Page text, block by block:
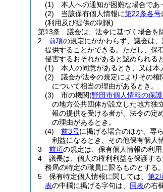
(1)
本人への通知が困難な場合であ
(2)
当該保有個人情報に第22条各号
(利用及び提供の制限)
第13条
議会は、法令に基づく場合を
2
前項の規定にかかわらず、議会は
提供することができる。 ただし、保
侵害するおそれがあると認められる
(1)
本人の同意があるとき、又は本
(2)
議会が法令の規定によりその
について相当の理由があるとき。
(3)
市の機関(野田市個人情報の保
の地方公共団体が設立した地方独
報の提供を受ける者が、法令の定
の理由があるとき。
(4)
前3号に掲げる場合のほか、専
利益になるとき、その他保有個人
3
前項の規定は、保有個人情報の利
4
議長は、個人の権利利益を保護す
務局の特定の職員に限るものとする。
5
保有特定個人情報に関しては、 第2
表の中欄に掲げる字句は、 同表の右